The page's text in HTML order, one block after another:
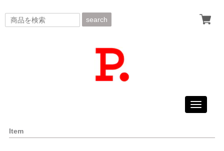
search
Toggle
Item